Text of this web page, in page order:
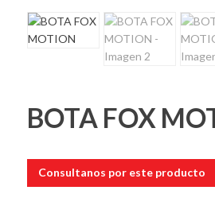
BOTA FOX
Consultanos por este producto